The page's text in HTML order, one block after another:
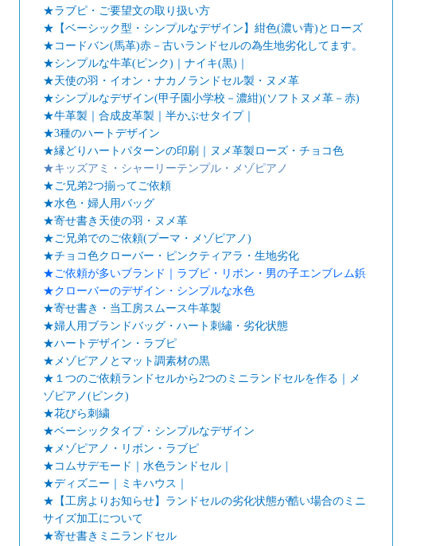
★ラブピ・ご要望文の取り扱い方
★【ベーシック型・シンプルなデザイン】紺色(濃い青)とローズ
★コードバン(馬革)赤－古いランドセルの為生地劣化してます。
★シンプルな牛革(ピンク)｜ナイキ(黒)｜
★天使の羽・イオン・ナカノランドセル製・ヌメ革
★シンプルなデザイン(甲子園小学校－濃紺)(ソフトヌメ革－赤)
★牛革製｜合成皮革製｜半かぶせタイプ｜
★3種のハートデザイン
★縁どりハートパターンの印刷｜ヌメ革製ローズ・チョコ色
★キッズアミ・シャーリーテンプル・メゾピアノ
★ご兄弟2つ揃ってご依頼
★水色・婦人用バッグ
★寄せ書き天使の羽・ヌメ革
★ご兄弟でのご依頼(プーマ・メゾピアノ)
★チョコ色クローバー・ピンクティアラ・生地劣化
★ご依頼が多いブランド｜ラブピ・リボン・男の子エンブレム鋲
★クローバーのデザイン・シンプルな水色
★寄せ書き・当工房スムース牛革製
★婦人用ブランドバッグ・ハート刺繡・劣化状態
★ハートデザイン・ラブピ
★メゾピアノとマット調素材の黒
★１つのご依頼ランドセルから2つのミニランドセルを作る｜メ
ゾピアノ(ピンク)
★花びら刺繍
★ベーシックタイプ・シンプルなデザイン
★メゾピアノ・リボン・ラブピ
★コムサデモード｜水色ランドセル｜
★ディズニー｜ミキハウス｜
★【工房よりお知らせ】ランドセルの劣化状態が酷い場合のミニ
サイズ加工について
★寄せ書きミニランドセル